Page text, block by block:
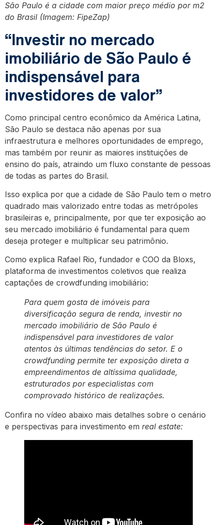
São Paulo é a cidade com maior preço médio por m2
do Brasil (Imagem: FipeZap)
“Investir no mercado
imobiliário de São Paulo é
indispensável para
investidores de valor”
Como principal centro econômico da América Latina,
São Paulo se destaca não apenas por sua
infraestrutura e melhores oportunidades de emprego,
mas também por reunir as maiores instituições de
ensino do país, atraindo um fluxo constante de pessoas
de todas as partes do Brasil.
Isso explica por que a cidade de São Paulo tem o metro
quadrado mais valorizado entre todas as metrópoles
brasileiras e, principalmente, por que ter exposição ao
seu mercado imobiliário é fundamental para quem
deseja proteger e multiplicar seu patrimônio.
Como explica Rafael Rio, fundador e COO da Bloxs,
plataforma de investimentos coletivos que realiza
captações de crowdfunding imobiliário:
Para quem gosta de imóveis para
diversificação segura de renda, investir no
mercado imobiliário de São Paulo é
indispensável para investidores de valor
atentos às últimas tendências do setor. E o
crowdfunding permite ter exposição direta a
empreendimentos de altíssima qualidade,
estruturados por especialistas com
comprovado histórico de realizações.
Confira no vídeo abaixo mais detalhes sobre o cenário
e perspectivas para investimento em real estate: